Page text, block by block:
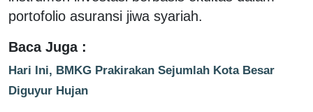
portofolio asuransi jiwa syariah.
Baca Juga :
Hari Ini, BMKG Prakirakan Sejumlah Kota Besar
Diguyur Hujan